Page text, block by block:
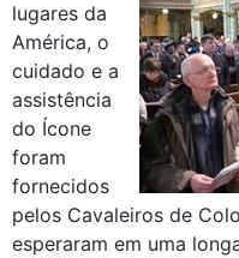
lugares da
América, o
cuidado e a
assistência
do Ícone
foram
fornecidos
pelos Cavaleiros de
esperaram em uma